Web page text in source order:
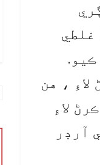
غلطي
، هن
لاءِ
28 گاڏين کي آرڊر